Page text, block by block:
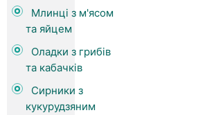
Млинці з м'ясом
та яйцем
Оладки з грибів
та кабачків
Сирники з
кукурудзяним